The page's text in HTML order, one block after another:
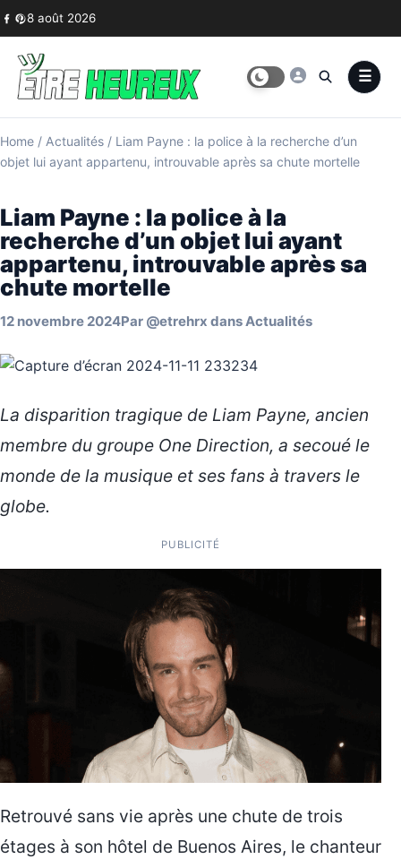
Skip to content
8 août 2026
Home / Actualités / Liam Payne : la police à la recherche d’un
objet lui ayant appartenu, introuvable après sa chute mortelle
Liam Payne : la police à la
recherche d’un objet lui ayant
appartenu, introuvable après sa
chute mortelle
12 novembre 2024Par @etrehrx dansActualités
La disparition tragique de Liam Payne, ancien
membre du groupe One Direction, a secoué le
monde de la musique et ses fans à travers le
globe.
PUBLICITÉ
Retrouvé sans vie après une chute de trois
étages à son hôtel de Buenos Aires, le chanteur